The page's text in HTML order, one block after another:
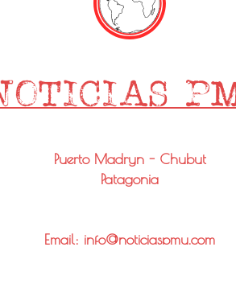
Puerto Madryn - Chubut
Patagonia
Email: info@noticiaspmy.com